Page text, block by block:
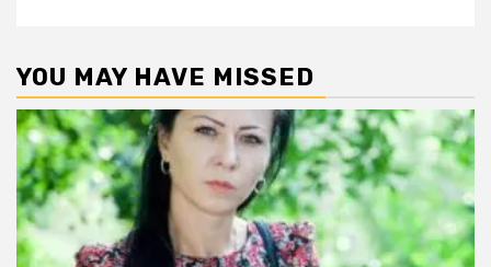
YOU MAY HAVE MISSED